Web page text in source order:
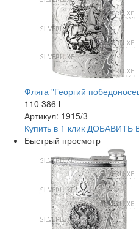
Фляга "Георгий
110 386 i
Артикул: 1915/3
Купить в 1 клик ДОБАВИТЬ
Быстрый просмотр